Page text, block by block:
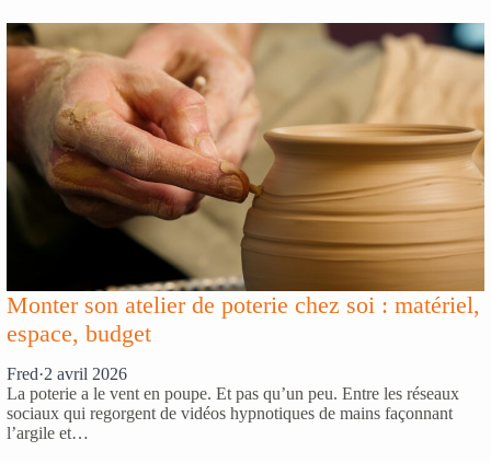
Monter son atelier de poterie chez soi : matériel,
espace, budget
Fred·2 avril 2026
La poterie a le vent en poupe. Et pas qu’un peu. Entre les réseaux
sociaux qui regorgent de vidéos hypnotiques de mains façonnant
l’argile et…